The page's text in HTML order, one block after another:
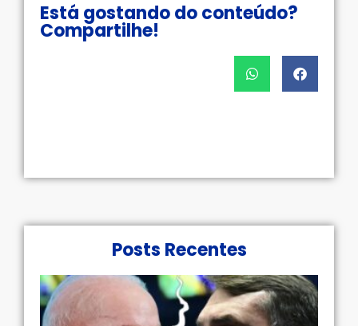
Está gostando do conteúdo?
Compartilhe!
Posts Recentes